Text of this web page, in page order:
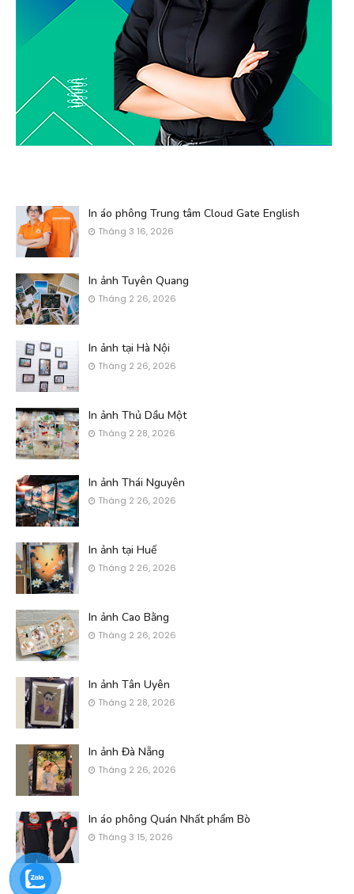
In áo phông Trung tâm Cloud Gate English
Tháng 3 16, 2026
In ảnh Tuyên Quang
Tháng 2 26, 2026
In ảnh tại Hà Nội
Tháng 2 26, 2026
In ảnh Thủ Dầu Một
Tháng 2 28, 2026
In ảnh Thái Nguyên
Tháng 2 26, 2026
In ảnh tại Huế
Tháng 2 26, 2026
In ảnh Cao Bằng
Tháng 2 26, 2026
In ảnh Tân Uyên
Tháng 2 28, 2026
In ảnh Đà Nẵng
Tháng 2 26, 2026
In áo phông Quán Nhất phẩm Bò
Tháng 3 15, 2026